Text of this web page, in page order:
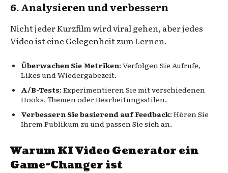
6. Analysieren und verbessern
Nicht jeder Kurzfilm wird viral gehen, aber jedes
Video ist eine Gelegenheit zum Lernen.
Überwachen Sie Metriken: Verfolgen Sie Aufrufe,
Likes und Wiedergabezeit.
A/B-Tests: Experimentieren Sie mit verschiedenen
Hooks, Themen oder Bearbeitungsstilen.
Verbessern Sie basierend auf Feedback: Hören Sie
Ihrem Publikum zu und passen Sie sich an.
Warum KI Video Generator ein
Game-Changer ist